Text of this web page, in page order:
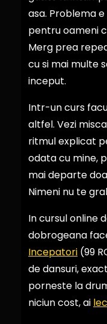
asa. Problema
pentru oameni
Merg prea
cu si mai multe
inceput.
Intr-un curs
altfel. Vezi
ritmul explicat
odata cu mine,
mai departe
Nimeni nu te
In cursul online
dobrogeana
Incepatori (99
de dansuri,
porneste la
niciun cost, ai